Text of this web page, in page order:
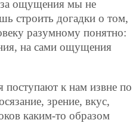
за ощущения мы не
строить догадки о том,
разумному понятно:
на сами ощущения
к нам извне по
зрение, вкус,
каким-то образом